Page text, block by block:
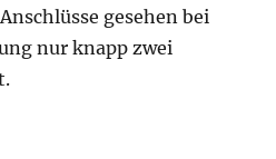
gesehen bei
nur knapp zwei